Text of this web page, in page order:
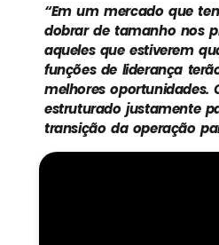
“Em um mercado que
dobrar de tamanho nos
aqueles que estiverem
funções de liderança
melhores oportunidades.
estruturado justamente
transição da operação